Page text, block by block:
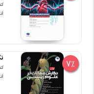
کد
7% کد